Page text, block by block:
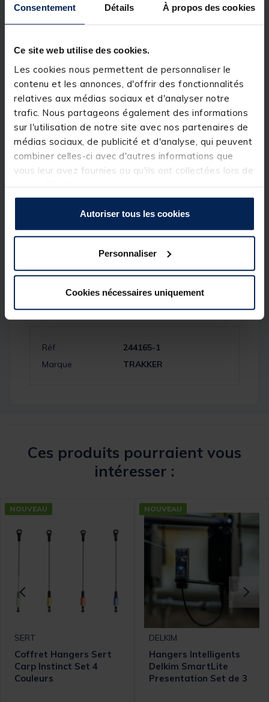
Consentement Détails À propos des cookies
Ce site web utilise des cookies.
Les cookies nous permettent de personnaliser le
contenu et les annonces, d'offrir des fonctionnalités
relatives aux médias sociaux et d'analyser notre
trafic. Nous partageons également des informations
sur l'utilisation de notre site avec nos partenaires de
médias sociaux, de publicité et d'analyse, qui peuvent
combiner celles-ci avec d'autres informations que
vous leur avez fournies ou qu'ils ont collectées lors de
Autoriser tous les cookies
Personnaliser
Cookies nécessaires uniquement
CARACTÉRISTIQUES DU PRODUIT:
Tête lourde parfaite pour la pêche ligne tendue
Idéal pour les applications de moyenne à longue
portée
Disponible en blanc
Fourni avec une tête longue distance’, un clip Kippa
XT, une chaîne à billes Clinga noire de 15,2 cm et un
maillon Clinga Link noir
SPECIFICATIONS TECHNIQUES:
Poids: Environ 20g
Matériau: PTFE
Spécifications
Réf.
244165-1
Marque
TRAKKER
Ces produits pourraient vous
intéresser :
NOUVEAU
SERT
Coffret Hangers Sert
Carp Instinct Set 4
Couleurs
NOUVEAU
DELKIM
Hangers Intelligents
Delkim SmartLite
Presentation Set de 3